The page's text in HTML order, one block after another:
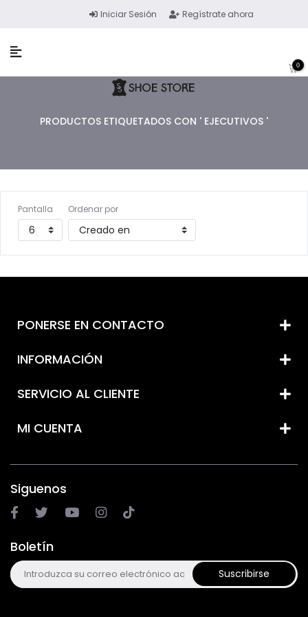
Iniciar Sesión Regístrate ahora
0
PRODUCTOS ETIQUETADOS CON ' EJECUTIVOS '
Pantalla Ordenar por
PONERSE EN CONTACTO
INFORMACIÓN
SERVICIO AL CLIENTE
MI CUENTA
Siguenos
Boletín
Suscribirse